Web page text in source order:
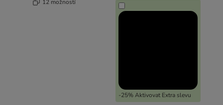
12 možností
-25% Aktivovat Extra slevu